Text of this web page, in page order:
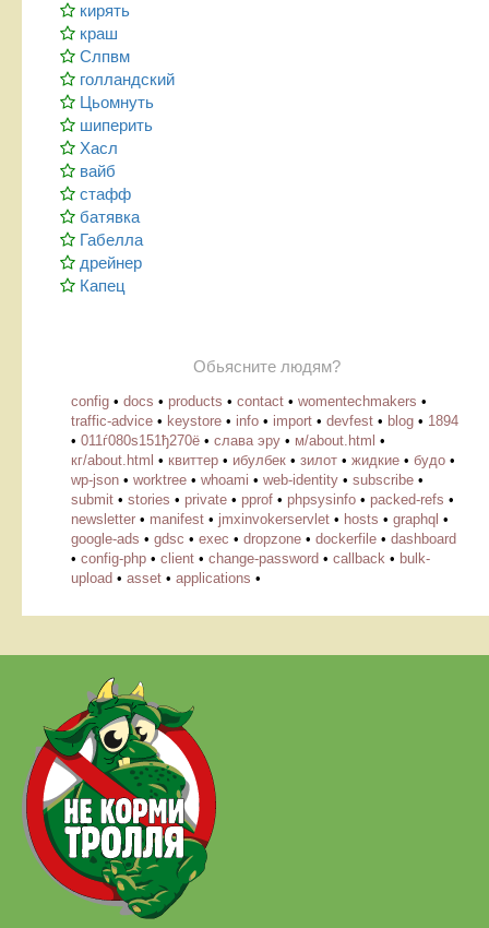
кирять
краш
Слпвм
голландский
Цьомнуть
шиперить
Хасл
вайб
стафф
батявка
Габелла
дрейнер
Капец
Обьясните людям?
config • docs • products • contact • womentechmakers •
traffic-advice • keystore • info • import • devfest • blog • 1894
• 011ѓ080ѕ151ђ270ё • слава эру • м/about.html •
кг/about.html • квиттер • ибулбек • зилот • жидкие • будо •
wp-json • worktree • whoami • web-identity • subscribe •
submit • stories • private • pprof • phpsysinfo • packed-refs •
newsletter • manifest • jmxinvokerservlet • hosts • graphql •
google-ads • gdsc • exec • dropzone • dockerfile • dashboard
• config-php • client • change-password • callback • bulk-
upload • asset • applications •